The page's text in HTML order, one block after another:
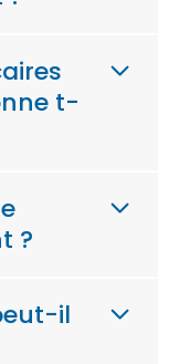
t-
?
il